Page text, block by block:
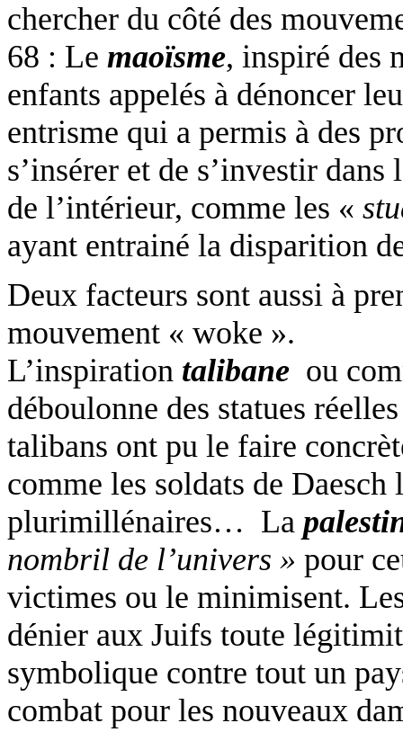
chercher du côté des
68 : Le maoïsme, inspiré des
enfants appelés à dénoncer
entrisme qui a permis à des
s’insérer et de s’investir
de l’intérieur, comme les «
ayant entrainé la disparition
Deux facteurs sont aussi à
mouvement « woke ».
L’inspiration talibane ou
déboulonne des statues
talibans ont pu le faire
comme les soldats de Daesch
plurimillénaires… La
nombril de l’univers » pour
victimes ou le minimisent.
dénier aux Juifs toute
symbolique contre tout un
combat pour les nouveaux